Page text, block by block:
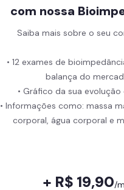
com nossa
Saiba mais sobre o seu
• 12 exames de
balança do
• Gráfico da sua
• Informações como: massa
corporal, água corporal e
+ R$ 19,90/